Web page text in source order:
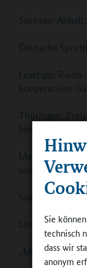
Sie
technisch
dass wir
anonym
Sachsen-
Deutsche
Lesetipp:
kooperativen
Thüringen:
bewerben!
Mecklenburg-
und Partner
Saarländischer
Umfrage zur
„Mein